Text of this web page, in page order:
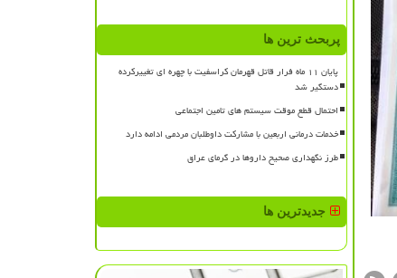
پربحث ترین ها
پایان ۱۱ ماه فرار قاتل قهرمان کراسفیت با چهره ای تغییرکرده
دستگیر شد
احتمال قطع موقت سیستم های تامین اجتماعی
خدمات درمانی اربعین با مشارکت داوطلبان مردمی ادامه دارد
طرز نگهداری صحیح داروها در گرمای عراق
جدیدترین ها